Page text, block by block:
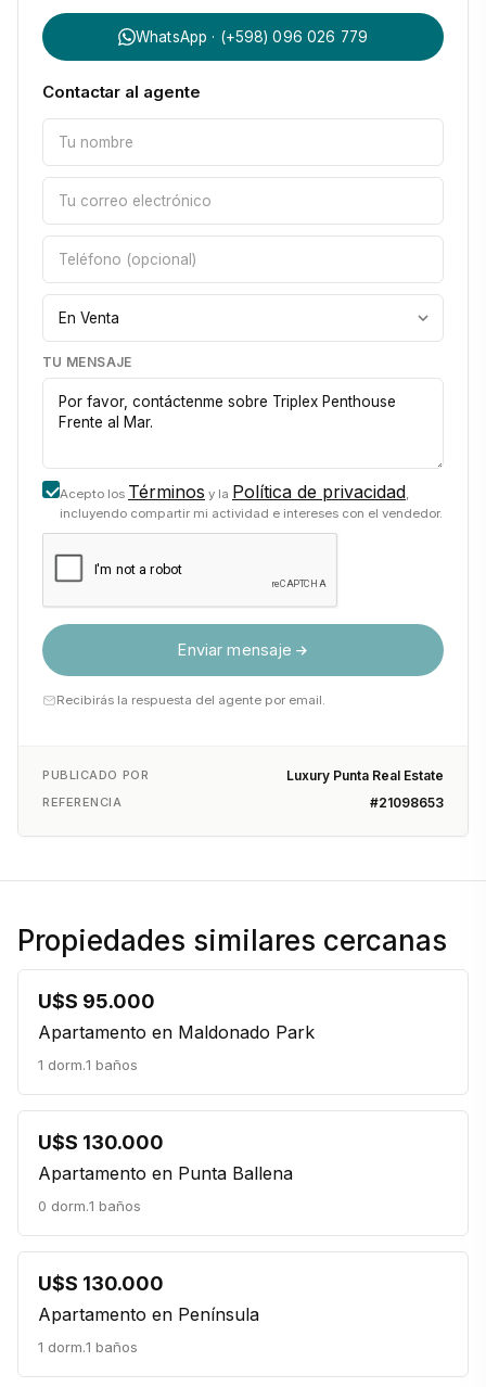
WhatsApp · (+598) 096 026 779
Contactar al agente
TU MENSAJE
Acepto los Términos y la Política de privacidad,
incluyendo compartir mi actividad e intereses con el vendedor.
Enviar mensaje
Recibirás la respuesta del agente por email.
PUBLICADO POR Luxury Punta Real Estate
REFERENCIA #21098653
Propiedades similares cercanas
U$S 95.000
Apartamento en Maldonado Park
1 dorm.1 baños
U$S 130.000
Apartamento en Punta Ballena
0 dorm.1 baños
U$S 130.000
Apartamento en Península
1 dorm.1 baños